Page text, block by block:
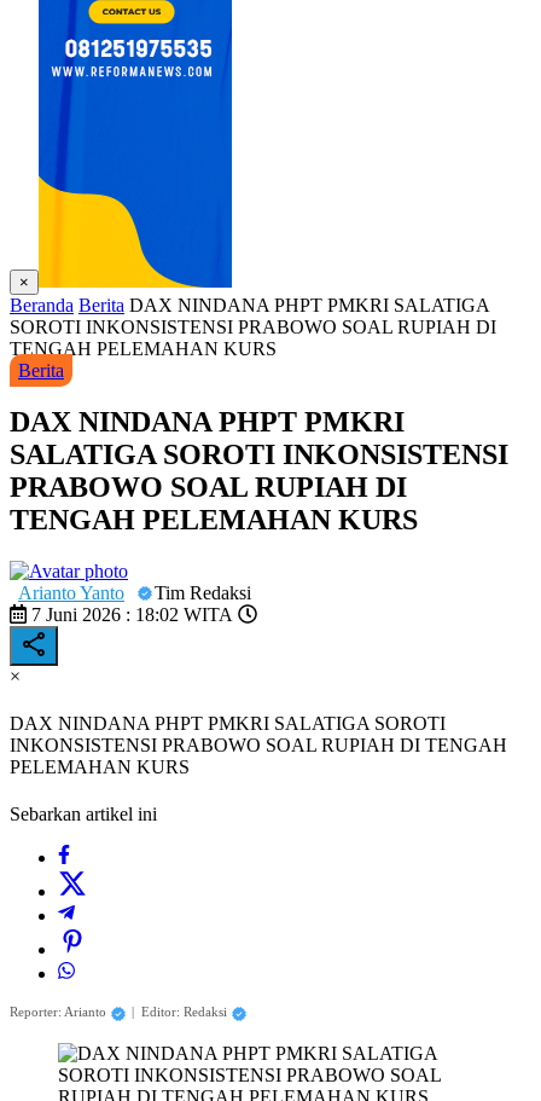
×
Beranda Berita DAX NINDANA PHPT PMKRI SALATIGA
SOROTI INKONSISTENSI PRABOWO SOAL RUPIAH DI
TENGAH PELEMAHAN KURS
Berita
DAX NINDANA PHPT PMKRI
SALATIGA SOROTI INKONSISTENSI
PRABOWO SOAL RUPIAH DI
TENGAH PELEMAHAN KURS
Arianto Yanto
Tim Redaksi
7 Juni 2026 : 18:02 WITA
×
DAX NINDANA PHPT PMKRI SALATIGA SOROTI
INKONSISTENSI PRABOWO SOAL RUPIAH DI TENGAH
PELEMAHAN KURS
Sebarkan artikel ini
Reporter: Arianto Editor: Redaksi